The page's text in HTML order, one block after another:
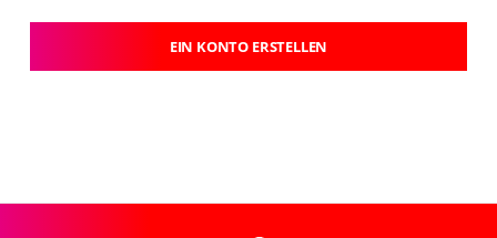
EIN KONTO ERSTELLEN